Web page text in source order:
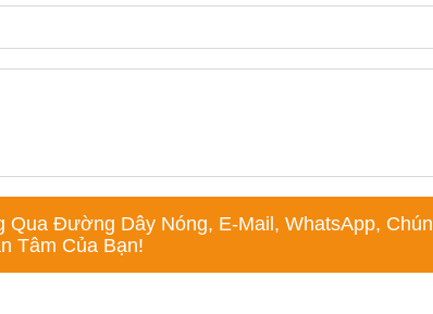
Đường Dây Nóng, E-Mail, WhatsApp,
Tâm Của Bạn!